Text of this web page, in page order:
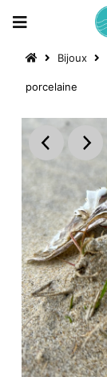
Bijoux
porcelaine